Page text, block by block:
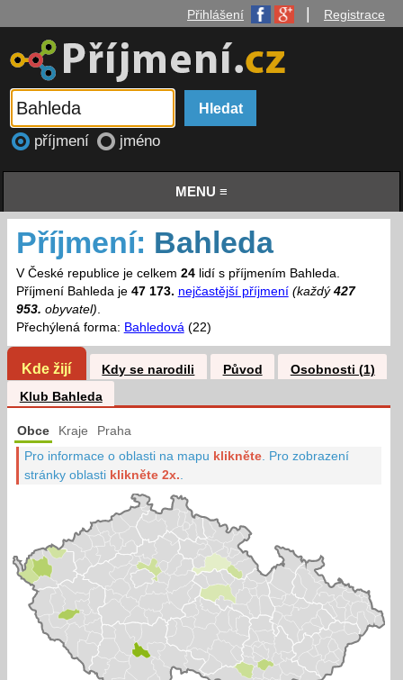
Přihlášení Registrace
příjmení jméno
MENU ≡
Příjmení: Bahleda
V České republice je celkem 24lidí s příjmením Bahleda.
Příjmení Bahleda je 47 173. nejčastější příjmení (každý 427
953. obyvatel).
Přechýlená forma: Bahledová(22)
Kde žijí Kdy se narodili Původ
Osobnosti (1)
Klub Bahleda
Obce Kraje Praha
Pro informace o oblasti na mapu klikněte Pro zobrazení
stránky oblasti klikněte 2x.